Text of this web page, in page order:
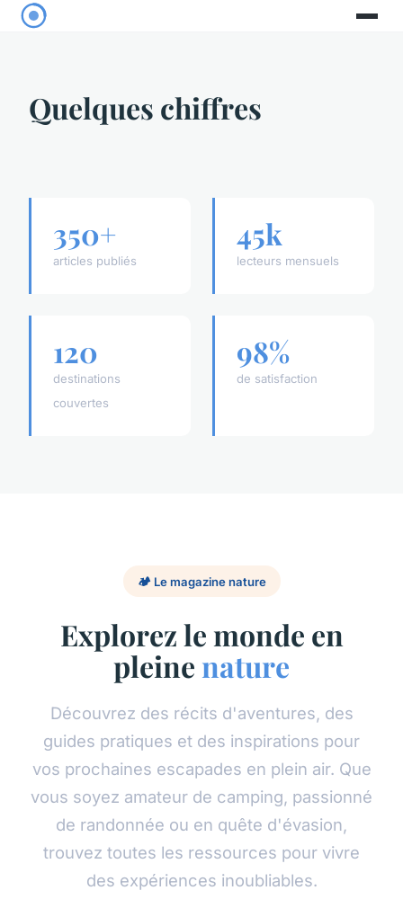
Quelques chiffres
350+
articles publiés
45k
lecteurs mensuels
120
destinations
couvertes
98%
de satisfaction
🏕️ Le magazine nature
Explorez le monde en
pleine nature
Découvrez des récits d'aventures, des
guides pratiques et des inspirations pour
vos prochaines escapades en plein air. Que
vous soyez amateur de camping, passionné
de randonnée ou en quête d'évasion,
trouvez toutes les ressources pour vivre
des expériences inoubliables.